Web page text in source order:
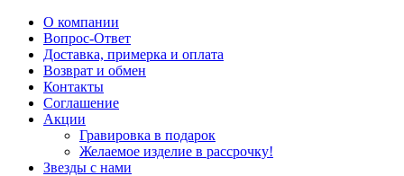
О компании
Вопрос-Ответ
Доставка, примерка и оплата
Возврат и обмен
Контакты
Соглашение
Акции
Гравировка в подарок
Желаемое изделие в рассрочку!
Звезды с нами